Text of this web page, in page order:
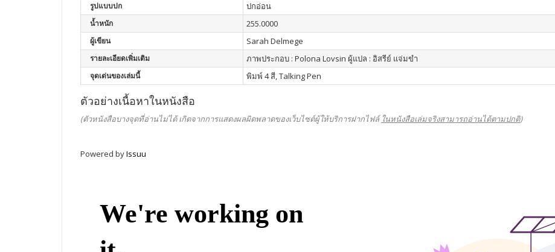
รูปแบบปก ปกอ่อน
น้ำหนัก 255.0000
ผู้เขียน Sarah Delmege
รายละเอียดเพิ่มเติม ภาพประกอบ : Polona Lovsin ผู้แปล : อิสรีย์ แจ่มขำ
จุดเด่นของเล่มนี้ พิมพ์ 4 สี, Talking Pen
ตัวอย่างเนื้อหาในหนังสือ
(ตัวหนังสือบางจุดที่อ่านไม่ได้ เกิดจากการแสดงผลผิดพลาดของเว็บไซต์ผู้ให้บริการฝากไฟล์ ในหนังสือเล่มจริงสามารถอ่านได้ตามปกติ)
Powered byIssuu